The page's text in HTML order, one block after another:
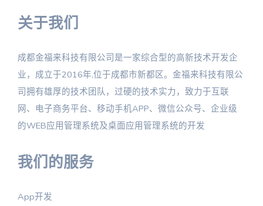
关于我们
成都金福来科技有限公司是一家综合型的高新技术开发企
业，成立于2016年,位于成都市新都区。金福来科技有限公
司拥有雄厚的技术团队，过硬的技术实力，致力于互联
网、电子商务平台、移动手机APP、微信公众号、企业级
的WEB应用管理系统及桌面应用管理系统的开发
我们的服务
App开发